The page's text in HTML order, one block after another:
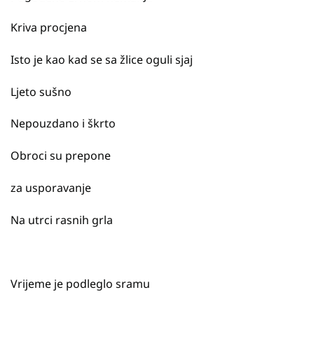
Kriva procjena
Isto je kao kad se sa žlice oguli sjaj
Ljeto sušno
Nepouzdano i škrto
Obroci su prepone
za usporavanje
Na utrci rasnih grla
Vrijeme je podleglo sramu